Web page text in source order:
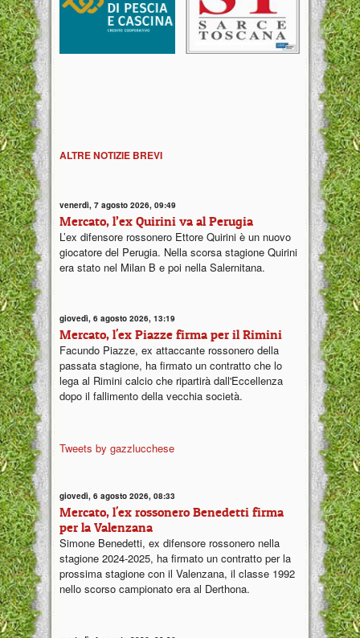
ALTRE NOTIZIE BREVI
venerdì, 7 agosto 2026, 09:49
Mercato, l’ex Quirini va al Perugia
L’ex difensore rossonero Ettore Quirini è un nuovo
giocatore del Perugia. Nella scorsa stagione Quirini
era stato nel Milan B e poi nella Salernitana.
giovedì, 6 agosto 2026, 13:19
Mercato, l'ex Piazze firma per il Rimini
Facundo Piazze, ex attaccante rossonero della
passata stagione, ha firmato un contratto che lo
lega al Rimini calcio che ripartirà dall'Eccellenza
dopo il fallimento della vecchia società.
Tweets by gazzlucchese
giovedì, 6 agosto 2026, 08:33
Mercato, l'ex rossonero Benedetti firma
per la Valenzana
Simone Benedetti, ex difensore rossonero nella
stagione 2024-2025, ha firmato un contratto per la
prossima stagione con il Valenzana, il classe 1992
nello scorso campionato era al Derthona.